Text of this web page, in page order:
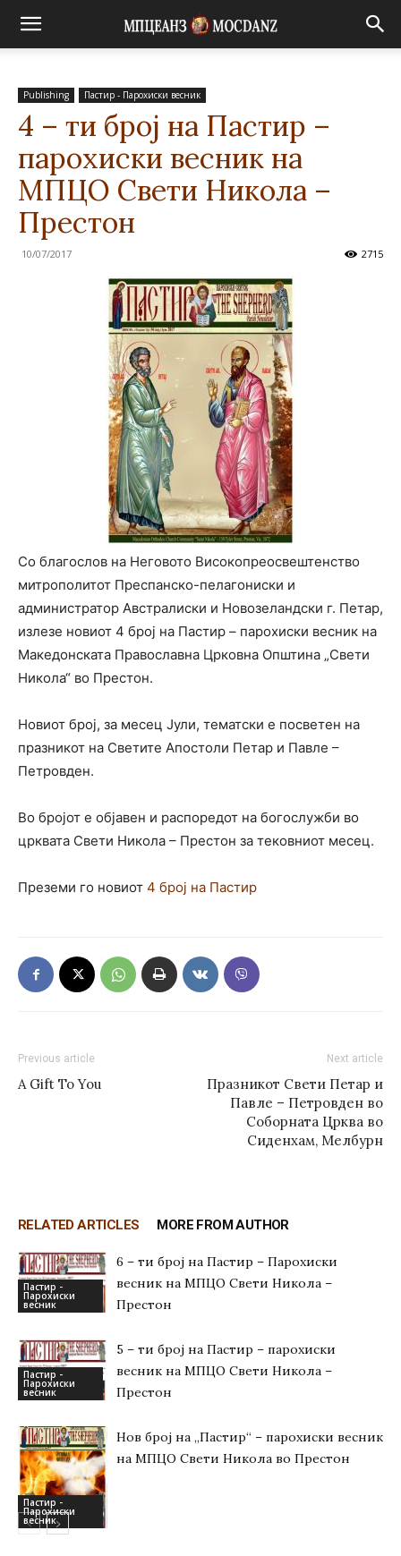
Publishing Пастир - Парохиски весник
4 – ти број на Пастир –
парохиски весник на
МПЦО Свети Никола –
Престон
10/07/2017 2715
Со благослов на Неговото Високопреосвештенство
митрополитот Преспанско-пелагониски и
администратор Австралиски и Новозеландски г. Петар,
излезе новиот 4 број на Пастир – парохиски весник на
Македонската Православна Црковна Општина „Свети
Никола“ во Престон.
Новиот број, за месец Јули, тематски е посветен на
празникот на Светите Апостоли Петар и Павле –
Петровден.
Во бројот е објавен и распоредот на богослужби во
црквата Свети Никола – Престон за тековниот месец.
Преземи го новиот 4 број на Пастир
Previous article
A Gift To You
Next article
Празникот Свети Петар и
Павле – Петровден во
Соборната Црква во
Сиденхам, Мелбурн
RELATED ARTICLES MORE FROM AUTHOR
Пастир -
Парохиски
весник
6 – ти број на Пастир – Парохиски
весник на МПЦО Свети Никола –
Престон
Пастир -
Парохиски
весник
5 – ти број на Пастир – парохиски
весник на МПЦО Свети Никола –
Престон
Пастир -
Парохиски
весник
Нов број на „Пастир“ – парохиски весник
на МПЦО Свети Никола во Престон